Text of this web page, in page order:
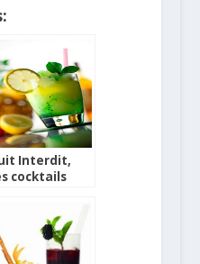
Interdit,
cocktails